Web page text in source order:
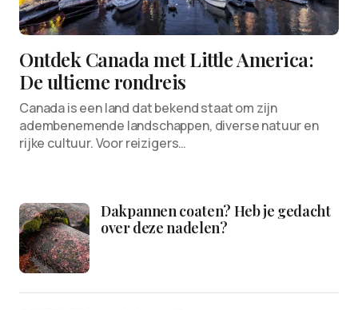
Ontdek Canada met Little America:
De ultieme rondreis
Canada is een land dat bekend staat om zijn
adembenemende landschappen, diverse natuur en
rijke cultuur. Voor reizigers…
Dakpannen coaten? Heb je gedacht
over deze nadelen?